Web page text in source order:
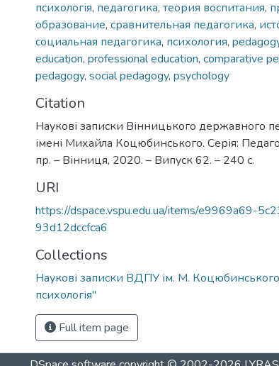
психологія, педагогика, теория воспитания,
образование, сравнительная педагогика,
социальная педагогика, психология,
education, professional education, comparative
pedagogy, social pedagogy, psychology
Citation
Наукові записки Вінницького державного
імені Михайла Коцюбинського. Серія:
пр. – Вінниця, 2020. – Випуск 62. – 240 с.
URI
https://dspace.vspu.edu.ua/items/e9969a69-
93d12dccfca6
Collections
Наукові записки ВДПУ ім. М. Коцюбинського.
психологія"
Full item page